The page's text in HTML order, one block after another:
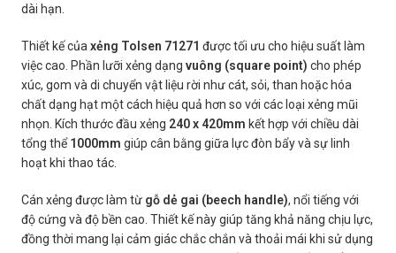
dài hạn.
Thiết kế của xẻng Tolsen 71271 được tối ưu cho hiệu suất làm
việc cao. Phần lưỡi xẻng dạng vuông (square point) cho phép
xúc, gom và di chuyển vật liệu rời như cát, sỏi, than hoặc hóa
chất dạng hạt một cách hiệu quả hơn so với các loại xẻng mũi
nhọn. Kích thước đầu xẻng 240 x 420mm kết hợp với chiều dài
tổng thể1000mm giúp cân bằng giữa lực đòn bẩy và sự linh
hoạt khi thao tác.
Cán xẻng được làm từ gỗ dẻ gai (beech handle), nổi tiếng với
độ cứng và độ bền cao. Thiết kế này giúp tăng khả năng chịu lực,
đồng thời mang lại cảm giác chắc chắn và thoải mái khi sử dụng